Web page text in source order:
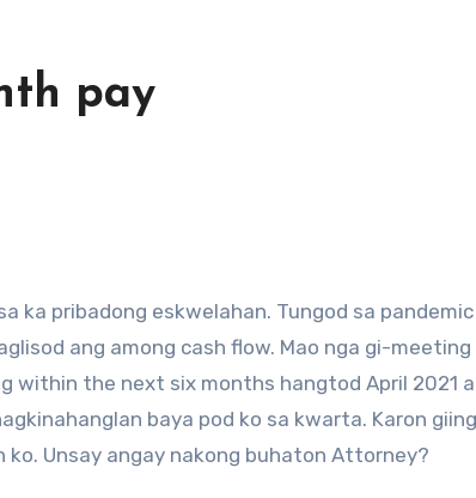
pay
ka pribadong eskwelahan. Tungod sa
ang among cash flow. Mao nga gi-meeting
within the next six months hangtod April 2021
baya pod ko sa kwarta. Karon
Unsay angay nakong buhaton Attorney?